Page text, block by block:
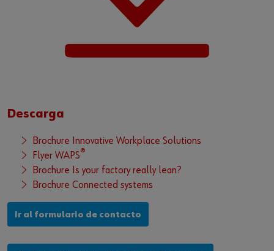
Descarga
Brochure Innovative Workplace Solutions
Flyer WAPS®
Brochure Is your factory really lean?
Brochure Connected systems
Ir al formulario de contacto